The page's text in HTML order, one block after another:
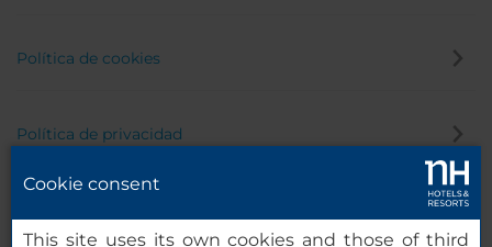
Política de cookies
Política de privacidad
Cookie consent
This site uses its own cookies and those of third